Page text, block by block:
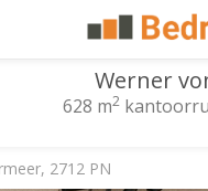
2712 PN
Werner
628 m2